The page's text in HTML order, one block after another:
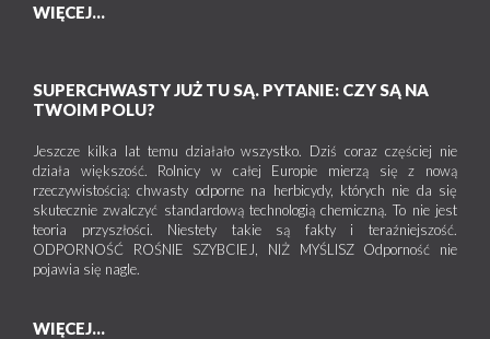
WIĘCEJ...
SUPERCHWASTY JUŻ TU SĄ. PYTANIE: CZY SĄ NA
TWOIM POLU?
Jeszcze kilka lat temu działało wszystko. Dziś coraz częściej nie
działa większość. Rolnicy w całej Europie mierzą się z nową
rzeczywistością: chwasty odporne na herbicydy, których nie da się
skutecznie zwalczyć standardową technologią chemiczną. To nie jest
teoria przyszłości. Niestety takie są fakty i teraźniejszość.
ODPORNOŚĆ ROŚNIE SZYBCIEJ, NIŻ MYŚLISZ Odporność nie
pojawia się nagle.
WIĘCEJ...